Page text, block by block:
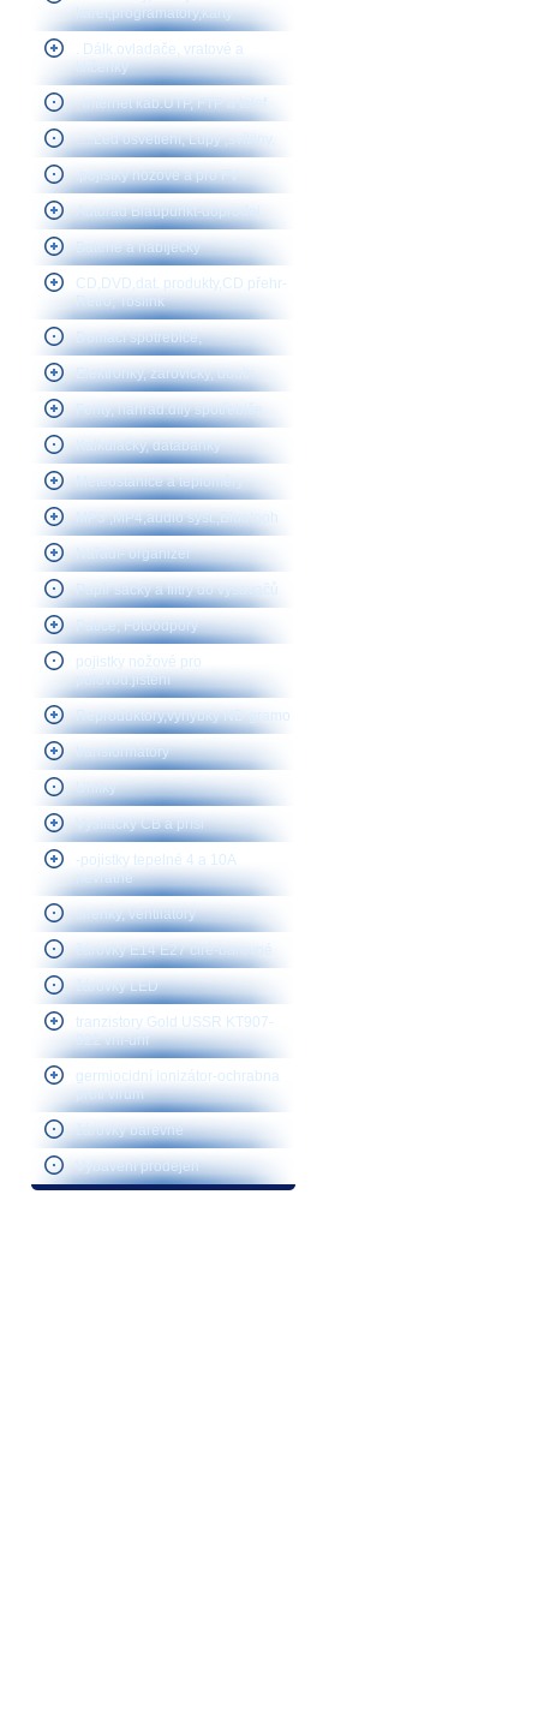
karet,programátory,karty
. Dálk.ovladače, vratové a
klíčenky
. internet kab.UTP, FTP a telef
.....Led osvětlení, Lupy ,svítilny,
.pojistky nožové a pro FV
Autorád Blaupunkt-doprodej
Baterie a nabíječky
CD,DVD,dat. produkty,CD přehr-
Retro, Toslink
Domácí spotřebiče,
Elektronky, žárovičky, doutn.
Ferity, náhrad.díly spotřebiče
Kalkulačky, databanky
Meteostanice a teploměry
MP3 ,MP4,audio syst.,Bluetooh
Nářadí- organizér
Papír sáčky a filtry do vysavačů
Patice, Fotoodpory
pojistky nožové pro
polovod.jištění
Reproduktory,vyhybky ND gramo
transformátory
Uhlíky
Vysílačky CB a přísl
-pojistky tepelné 4 a 10A
nevratné
sirenky, ventilátory
žárovky E14 E27 čiré-barevné
žárovky LED
tranzistory Gold USSR KT907-
922 vhf-uhf
germiocidní ionizátor-ochrabna
proti virům
žárovky barevné
Vybavení prodejen